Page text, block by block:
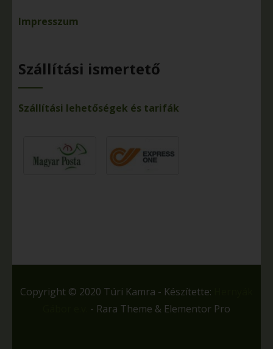
Impresszum
Szállítási ismertető
Szállítási lehetőségek és tarifák
Copyright © 2020 Túri Kamra - Készítette:
- Rara Theme & Elementor Pro